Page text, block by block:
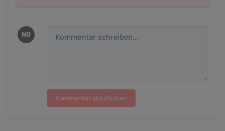
NO
Kommentar abschicken